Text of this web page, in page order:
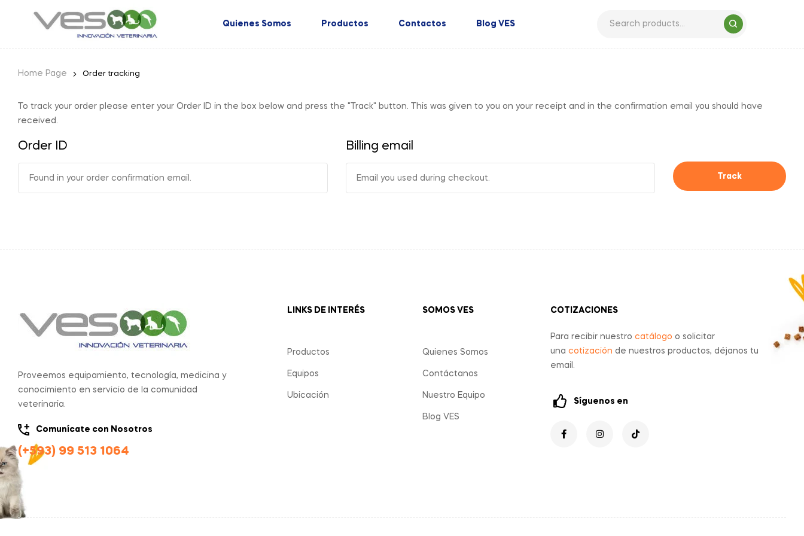
Quienes Somos Productos Contactos Blog VES
Home Page Order tracking
To track your order please enter your Order ID in the box below and press the "Track" button. This was given to you on your receipt and in the confirmation email you should have
received.
Order ID Billing email
Track
Proveemos equipamiento, tecnología, medicina y
conocimiento en servicio de la comunidad
veterinaria.
Comunícate con Nosotros
(+593) 99 513 1064
LINKS DE INTERÉS
Productos
Equipos
Ubicación
SOMOS VES
Quienes Somos
Contáctanos
Nuestro Equipo
Blog VES
COTIZACIONES
Para recibir nuestrocatálogo o solicitar
unacotización de nuestros productos, déjanos tu
email.
Síguenos en